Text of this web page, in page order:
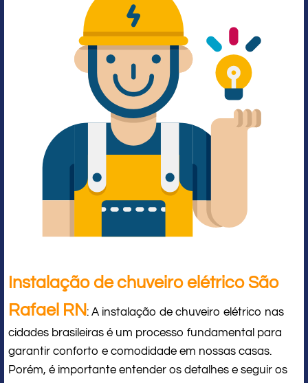
Instalação de chuveiro elétrico São
Rafael RN: A instalação de chuveiro elétrico nas
cidades brasileiras é um processo fundamental para
garantir conforto e comodidade em nossas casas.
Porém, é importante entender os detalhes e seguir os